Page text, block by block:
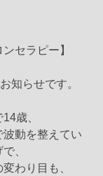
セラピー】
知らせです。
歳、
動を整えてい
、
わり目も、